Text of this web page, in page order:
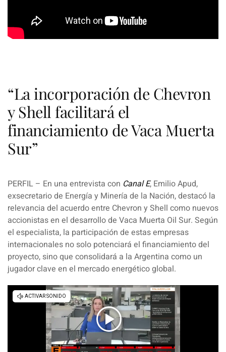
“La incorporación de Chevron
y Shell facilitará el
financiamiento de Vaca Muerta
Sur”
PERFIL – En una entrevista con Canal E, Emilio Apud,
exsecretario de Energía y Minería de la Nación, destacó la
relevancia del acuerdo entre Chevron y Shell como nuevos
accionistas en el desarrollo de Vaca Muerta Oil Sur. Según
el especialista, la participación de estas empresas
internacionales no solo potenciará el financiamiento del
proyecto, sino que consolidará a la Argentina como un
jugador clave en el mercado energético global.